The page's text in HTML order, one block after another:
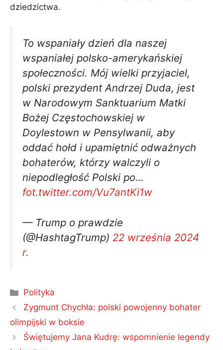
dziedzictwa.
To wspaniały dzień dla naszej
wspaniałej polsko-amerykańskiej
społeczności. Mój wielki przyjaciel,
polski prezydent Andrzej Duda, jest
w Narodowym Sanktuarium Matki
Bożej Częstochowskiej w
Doylestown w Pensylwanii, aby
oddać hołd i upamiętnić odważnych
bohaterów, którzy walczyli o
niepodległość Polski po…
fot.twitter.com/Vu7antKi1w
— Trump o prawdzie
(@HashtagTrump) 22 września 2024
r.
Kategorie
Polityka
Zygmunt Chychła: polski powojenny bohater
olimpijski w boksie
Świętujemy Jana Kudrę: wspomnienie legendy